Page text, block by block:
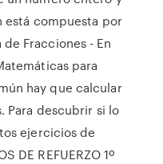
está compuesta por
Fracciones - En
para
hay que calcular
Para descubrir si lo
ejercicios de
DE REFUERZO 1º